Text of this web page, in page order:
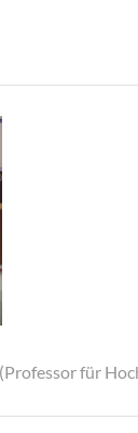
(Professor für